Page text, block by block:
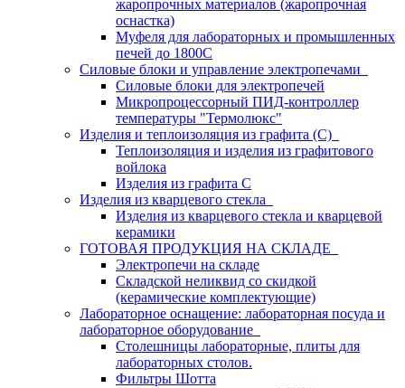
жаропрочных материалов (жаропрочная
оснастка)
Муфеля для лабораторных и промышленных
печей до 1800С
Силовые блоки и управление электропечами
Силовые блоки для электропечей
Микропроцессорный ПИД-контроллер
температуры "Термолюкс"
Изделия и теплоизоляция из графита (С)
Теплоизоляция и изделия из графитового
войлока
Изделия из графита С
Изделия из кварцевого стекла
Изделия из кварцевого стекла и кварцевой
керамики
ГОТОВАЯ ПРОДУКЦИЯ НА СКЛАДЕ
Электропечи на складе
Складской неликвид со скидкой
(керамические комплектующие)
Лабораторное оснащение: лабораторная посуда и
лабораторное оборудование
Столешницы лабораторные, плиты для
лабораторных столов.
Фильтры Шотта